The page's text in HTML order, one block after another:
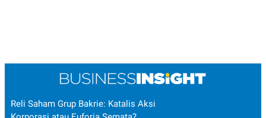
Reli Saham Grup Bakrie: Katalis Aksi